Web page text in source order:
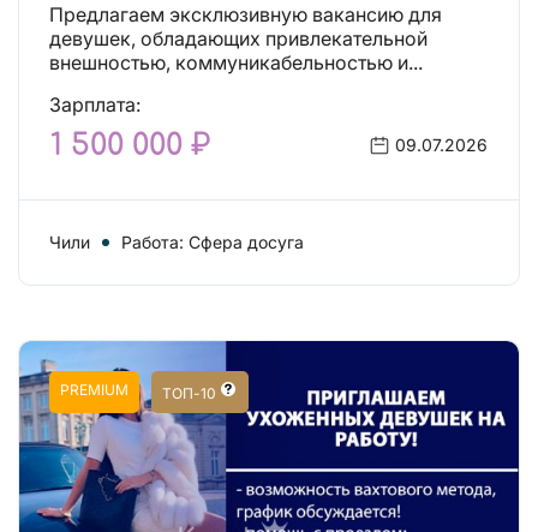
Предлагаем эксклюзивную вакансию для
девушек, обладающих привлекательной
внешностью, коммуникабельностью и...
Зарплата:
1 500 000 ₽ 09.07.2026
Чили Работа: Сфера досуга
PREMIUM ТОП-10